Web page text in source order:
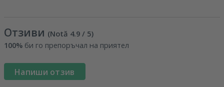
Отзиви (Notă 4.9 / 5)
100% би го препоръчал на приятел
Напиши отзив